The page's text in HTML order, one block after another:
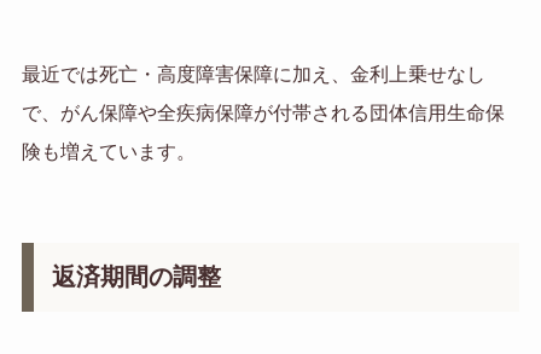
最近では死亡・高度障害保障に加え、金利上乗せなし
で、がん保障や全疾病保障が付帯される団体信用生命保
険も増えています。
返済期間の調整